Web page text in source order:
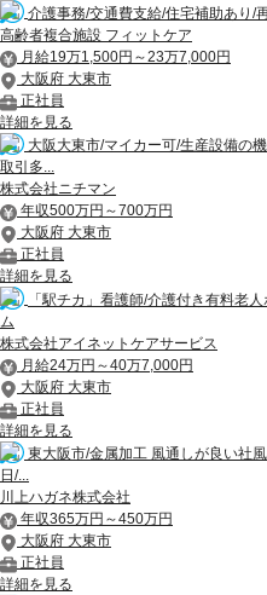
介護事務/交通費支給/住宅補助あり/
高齢者複合施設 フィットケア
月給19万1,500円～23万7,000円
大阪府 大東市
正社員
詳細を見る
大阪大東市/マイカー可/生産設備の
取引多...
株式会社ニチマン
年収500万円～700万円
大阪府 大東市
正社員
詳細を見る
「駅チカ」看護師/介護付き有料老
ム
株式会社アイネットケアサービス
月給24万円～40万7,000円
大阪府 大東市
正社員
詳細を見る
東大阪市/金属加工 風通しが良い社
日/...
川上ハガネ株式会社
年収365万円～450万円
大阪府 大東市
正社員
詳細を見る